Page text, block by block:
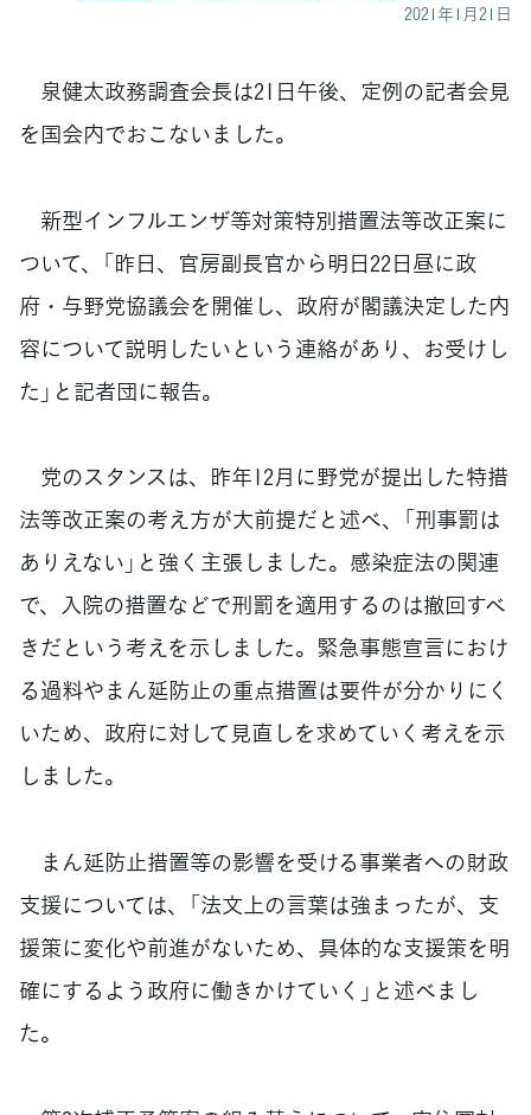
2021年1月21日
泉健太政務調査会長は21日午後、定例の記者会見
を国会内でおこないました。
新型インフルエンザ等対策特別措置法等改正案に
ついて、「昨日、官房副長官から明日22日昼に政
府・与野党協議会を開催し、政府が閣議決定した内
容について説明したいという連絡があり、お受けし
た」と記者団に報告。
党のスタンスは、昨年12月に野党が提出した特措
法等改正案の考え方が大前提だと述べ、「刑事罰は
ありえない」と強く主張しました。感染症法の関連
で、入院の措置などで刑罰を適用するのは撤回すべ
きだという考えを示しました。緊急事態宣言におけ
る過料やまん延防止の重点措置は要件が分かりにく
いため、政府に対して見直しを求めていく考えを示
しました。
まん延防止措置等の影響を受ける事業者への財政
支援については、「法文上の言葉は強まったが、支
援策に変化や前進がないため、具体的な支援策を明
確にするよう政府に働きかけていく」と述べまし
た。